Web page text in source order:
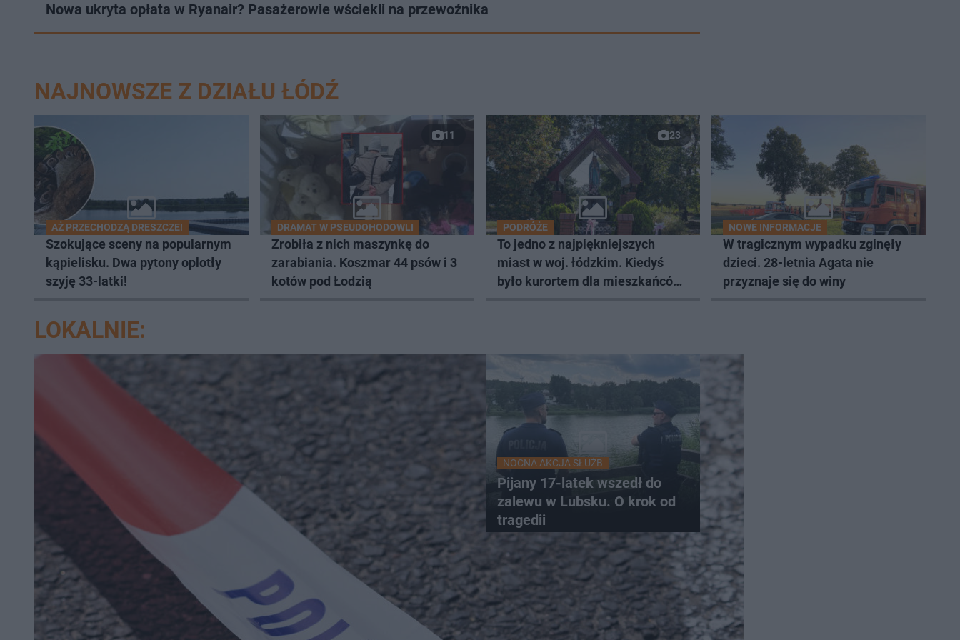
Nowa ukryta opłata w Ryanair? Pasażerowie wściekli na przewoźnika
NAJNOWSZE Z DZIAŁU ŁÓDŹ
AŻ PRZECHODZĄ DRESZCZE!
Szokujące sceny na popularnym
kąpielisku. Dwa pytony oplotły
szyję 33-latki!
11
DRAMAT W PSEUDOHODOWLI
Zrobiła z nich maszynkę do
zarabiania. Koszmar 44 psów i 3
kotów pod Łodzią
23
PODRÓŻE
To jedno z najpiękniejszych
miast w woj. łódzkim. Kiedyś
było kurortem dla mieszkańców
NOWE INFORMACJE
W tragicznym wypadku zginęły
dzieci. 28-letnia Agata nie
przyznaje się do winy
LOKALNIE:
NOCNA AKCJA SŁUŻB
Pijany 17-latek wszedł do
zalewu w Lubsku. O krok od
tragedii